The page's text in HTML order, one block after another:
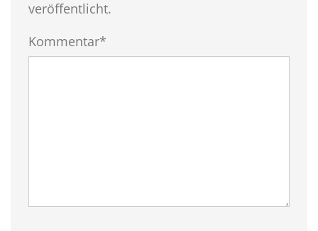
veröffentlicht.
Kommentar*